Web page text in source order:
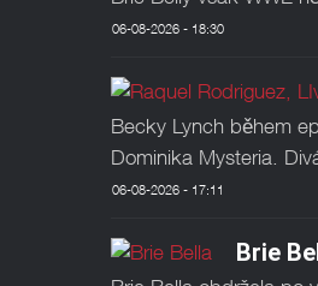
06-08-2026 - 18:30
Becky Lynch během
Dominika Mysteria.
06-08-2026 - 17:11
Brie